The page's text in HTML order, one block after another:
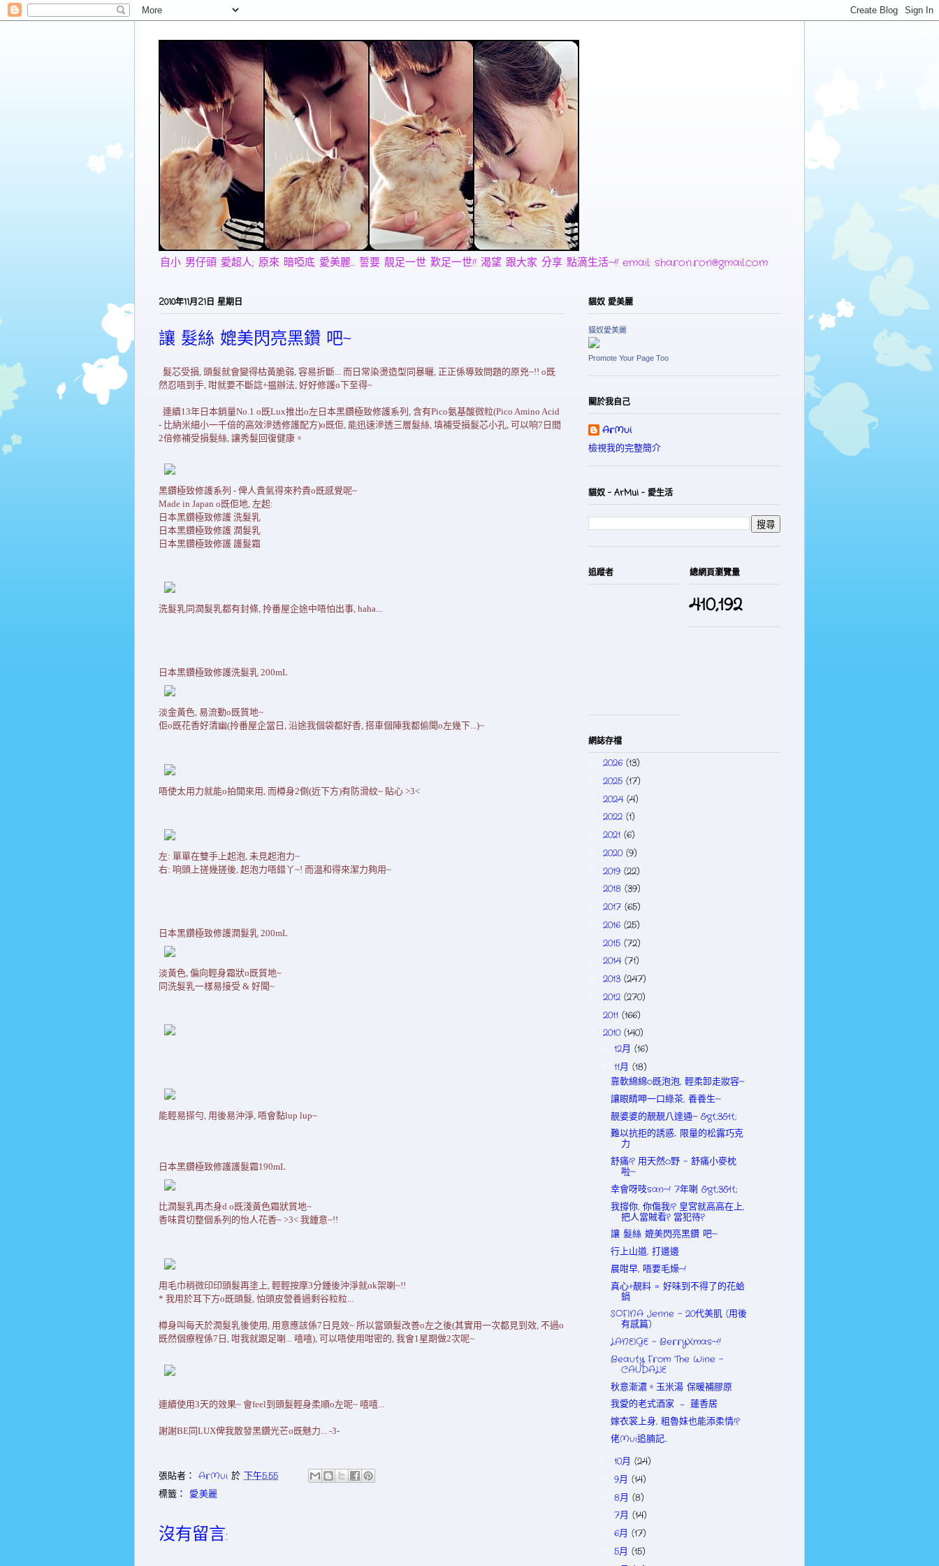
自小 男仔頭 愛超人; 原來 暗啞底 愛美麗... 誓要 靚足一世 歎足一世!! 渴望 跟大家 分享 點滴生活~!! email: sharon.ron@gmail.com
2010年11月21日 星期日
讓 髮絲 媲美閃亮黑鑽 吧~
髮芯受損, 頭髮就會變得枯黃脆弱, 容易折斷... 而日常染燙造型同暴曬, 正正係導致問題的原兇~!! o既
然忍唔到手, 咁就要不斷諗+揾辦法, 好好修護o下至得~
連續13年日本銷量No.1 o既Lux推出o左日本黑鑽極致修護系列, 含有Pico氨基酸微粒(Pico Amino Acid
- 比納米細小一千倍的高效滲透修護配方)o既佢, 能迅速滲透三層髮絲, 填補受損髮芯小孔, 可以响7日間
2倍修補受損髮絲, 讓秀髮回復健康。
黑鑽極致修護系列 - 俾人貴氣得來矜貴o既感覺呢~
Made in Japan o既佢地, 左起:
日本黑鑽極致修護 洗髮乳
日本黑鑽極致修護 潤髮乳
日本黑鑽極致修護 護髮霜
洗髮乳同潤髮乳都有封條, 拎番屋企途中唔怕出事, haha...
日本黑鑽極致修護洗髮乳 200mL
淡金黃色, 易流動o既質地~
佢o既花香好清幽(拎番屋企當日, 沿途我個袋都好香, 搭車個陣我都偷聞o左幾下...)~
唔使太用力就能o拍開來用, 而樽身2側(近下方)有防滑紋~ 貼心 >3<
左: 單單在雙手上起泡, 未見起泡力~
右: 响頭上搓幾搓後, 起泡力唔錯丫~! 而温和得來潔力夠用~
日本黑鑽極致修護潤髮乳 200mL
淡黃色, 偏向輕身霜狀o既質地~
同洗髮乳一樣易接受 & 好聞~
能輕易搽勻, 用後易沖淨, 唔會黏lup lup~
日本黑鑽極致修護護髮霜190mL
比潤髮乳再杰身d o既淺黃色霜狀質地~
香味貫切整個系列的怡人花香~ >3< 我鍾意~!!
用毛巾稍微印印頭髮再塗上, 輕輕按摩3分鍾後沖淨就ok架喇~!!
* 我用於耳下方o既頭髮, 怕頭皮營養過剩谷粒粒...
樽身叫每天於潤髮乳後使用, 用意應該係7日見效~ 所以當頭髮改善o左之後(其實用一次都見到效, 不過o
既然個療程係7日, 咁我就跟足喇... 嘻嘻), 可以唔使用咁密的, 我會1星期做2次呢~
連續使用3天的效果~ 會feel到頭髮輕身柔順o左呢~ 嘻嘻...
謝謝BE同LUX俾我散發黑鑽光芒o既魅力... -3-
張貼者： ArMui 於 下午5:55
標籤： 愛.美麗
沒有留言:
貓奴 愛美麗
貓奴愛美麗
Promote Your Page Too
關於我自己
ArMui
檢視我的完整簡介
貓奴 - ArMui - 愛生活
追蹤者 總網頁瀏覽量
410,192
網誌存檔
2026 (13)
2025 (17)
2024 (4)
2022 (1)
2021 (6)
2020 (9)
2019 (22)
2018 (39)
2017 (65)
2016 (25)
2015 (72)
2014 (71)
2013 (247)
2012 (270)
2011 (166)
2010 (140)
12月 (16)
11月 (18)
靠軟綿綿o既泡泡, 輕柔卸走妝容~
讓眼睛呷一口綠茶, 養養生~
靚婆婆的靚靚八達通~ &gt;3&lt;
難以抗拒的誘惑... 限量的松露巧克
力
舒痛!? 用天然o野 - 舒痛小麥枕
啦~
幸會呀吱san~! 7年喇 &gt;3&lt;
我撐你, 你傷我!? 皇宮就高高在上,
把人當賊看? 當犯待?
讓 髮絲 媲美閃亮黑鑽 吧~
行上山道, 打邊邊
晨咁早, 唔要毛燥~!
真心+靚料 = 好味到不得了的花蛤
鍋
SOFINA Jenne - 20代美肌 (用後
有感篇)
LANEIGE - BerryXmas~!!
Beauty From The Wine -
CAUDALIE
秋意漸濃。玉米湯 保暖補膠原
我愛的老式酒家 ﹣ 蓮香居
嫁衣裳上身, 粗魯妹也能添柔情!?
佬Mui追腩記...
10月 (24)
9月 (14)
8月 (8)
7月 (14)
6月 (17)
5月 (15)